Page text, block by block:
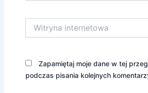
internetowa
Zapamiętaj moje dane w tej
podczas pisania kolejnych